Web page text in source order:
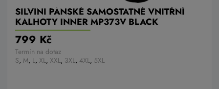
SILVINI PÁNSKÉ SAMOSTATNÉ VNITŘNÍ
KALHOTY INNER MP373V BLACK
799 Kč
Termín na dotaz
S, M, L, XL, XXL, 3XL, 4XL, 5XL